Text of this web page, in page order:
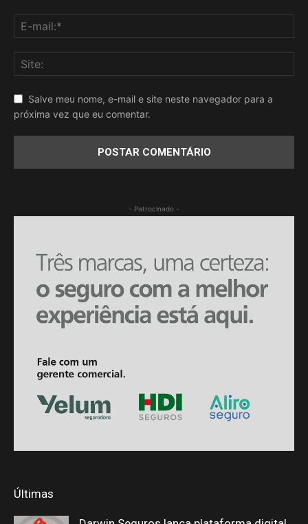
Salve meu nome, e-mail e site neste navegador para a
próxima vez que eu comentar.
- Patrocinado -
Últimas